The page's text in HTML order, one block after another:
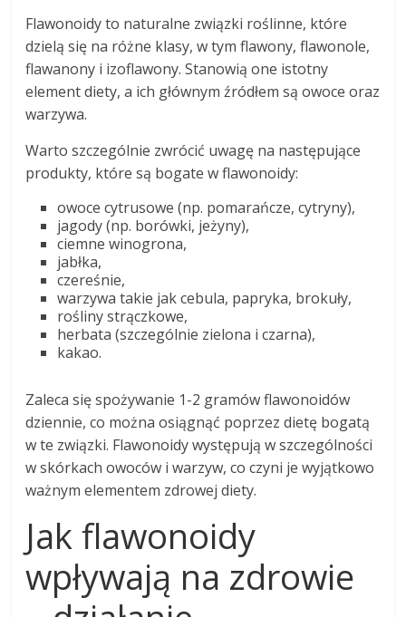
Flawonoidy to naturalne związki roślinne, które
dzielą się na różne klasy, w tym flawony, flawonole,
flawanony i izoflawony. Stanowią one istotny
element diety, a ich głównym źródłem są owoce oraz
warzywa.
Warto szczególnie zwrócić uwagę na następujące
produkty, które są bogate w flawonoidy:
owoce cytrusowe (np. pomarańcze, cytryny),
jagody (np. borówki, jeżyny),
ciemne winogrona,
jabłka,
czereśnie,
warzywa takie jak cebula, papryka, brokuły,
rośliny strączkowe,
herbata (szczególnie zielona i czarna),
kakao.
Zaleca się spożywanie 1-2 gramów flawonoidów
dziennie, co można osiągnąć poprzez dietę bogatą
w te związki. Flawonoidy występują w szczególności
w skórkach owoców i warzyw, co czyni je wyjątkowo
ważnym elementem zdrowej diety.
Jak flawonoidy
wpływają na zdrowie